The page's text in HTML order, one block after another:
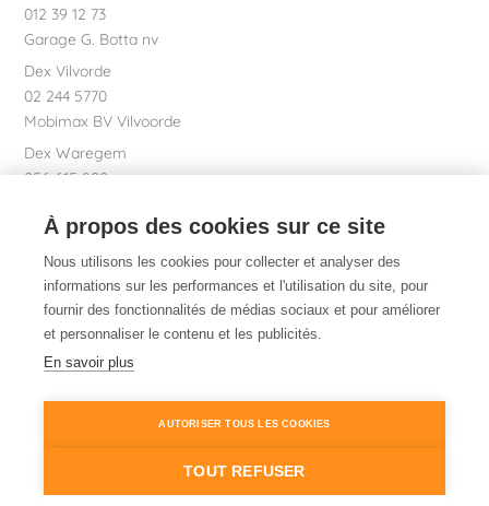
012 39 12 73
Garage G. Botta nv
Dex Vilvorde
02 244 5770
Mobimax BV Vilvoorde
Dex Waregem
056 615 800
Dex SA Siège social
051 26 01 01
Dex. Évidemment.
Info légale
Info cookies
À propos des cookies sur ce site
Nous utilisons les cookies pour collecter et analyser des
informations sur les performances et l'utilisation du site, pour
fournir des fonctionnalités de médias sociaux et pour améliorer
et personnaliser le contenu et les publicités.
En savoir plus
AUTORISER TOUS LES COOKIES
TOUT REFUSER